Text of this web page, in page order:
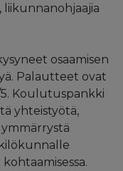
osaamisen
Palautteet ovat
Koulutuspankki
yhteistyötä,